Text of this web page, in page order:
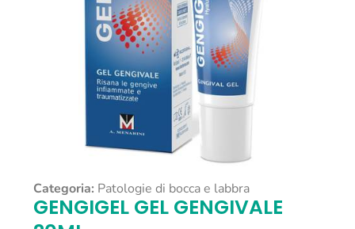
Categoria: Patologie di bocca e labbra
GENGIGEL GEL GENGIVALE